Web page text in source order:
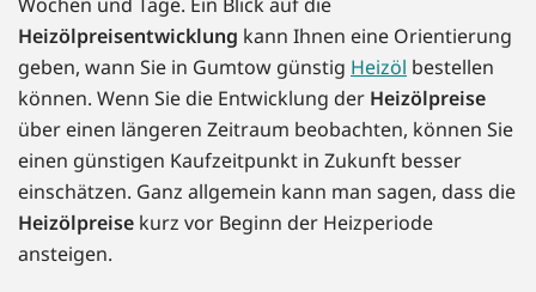
Heizölpreisentwicklung kann Ihnen eine Orientierung
geben, wann Sie in Gumtow günstig Heizöl bestellen
können. Wenn Sie die Entwicklung der Heizölpreise
über einen längeren Zeitraum beobachten, können Sie
einen günstigen Kaufzeitpunkt in Zukunft besser
einschätzen. Ganz allgemein kann man sagen, dass die
Heizölpreise kurz vor Beginn der Heizperiode
ansteigen.